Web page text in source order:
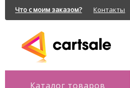
Что с моим заказом? Контакты
Каталог товаров